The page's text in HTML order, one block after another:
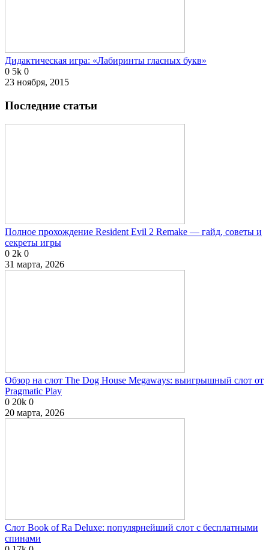
Дидактическая игра: «Лабиринты гласных букв»
0 5k 0
23 ноября, 2015
Последние статьи
Полное прохождение Resident Evil 2 Remake — гайд, советы и
секреты игры
0 2k 0
31 марта, 2026
Обзор на слот The Dog House Megaways: выигрышный слот от
Pragmatic Play
0 20k 0
20 марта, 2026
Слот Book of Ra Deluxe: популярнейший слот с бесплатными
спинами